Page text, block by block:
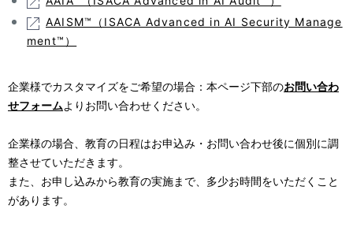
AAISM™（ISACA Advanced in AI Security Manage
ment™）
企業様でカスタマイズをご希望の場合：本ページ下部のお問い合わ
せフォームよりお問い合わせください。
企業様の場合、教育の日程はお申込み・お問い合わせ後に個別に調
整させていただきます。
また、お申し込みから教育の実施まで、多少お時間をいただくこと
があります。